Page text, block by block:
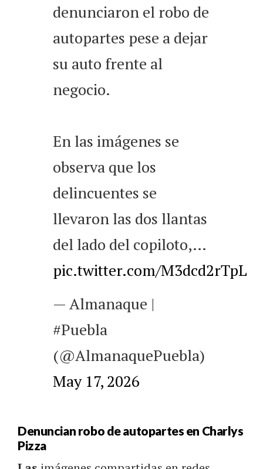
denunciaron el robo de
autopartes pese a dejar
su auto frente al
negocio.
En las imágenes se
observa que los
delincuentes se
llevaron las dos llantas
del lado del copiloto,…
pic.twitter.com/M3dcd2rTpL
— Almanaque |
#Puebla
(@AlmanaquePuebla)
May 17, 2026
Denuncian robo de autopartes en Charlys
Pizza